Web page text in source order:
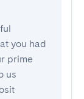
you had
prime
us